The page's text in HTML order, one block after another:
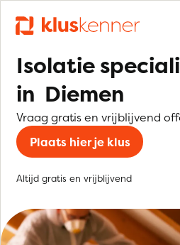
Isolatie
in Diemen
Vraag gratis en vrijblijvend
Plaats hier je klus
Altijd gratis en vrijblijvend